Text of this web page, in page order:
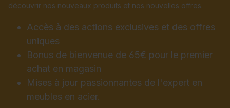
découvrir nos nouveaux produits et nos nouvelles offres.
Accès à des actions exclusives et des offres
uniques
Bonus de bienvenue de 65€ pour le premier
achat en magasin
Mises à jour passionnantes de l'expert en
meubles en acier.